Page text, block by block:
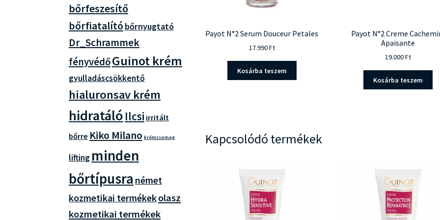
Payot N°2 Serum Douceur Petales
17.990Ft
Kosárba teszem
Payot N°2 Creme
Apaisante
19.000Ft
Kosárba teszem
Kapcsolódó termékek
bőrfeszesítő
bőrfiatalító bőrnyugtató
Dr_Schrammek
fényvédőGuinot krém
gyulladáscsökkentő
hialuronsav krém
hidratáló Ilcsi irritált
bőrre Kiko Milano krémcsomag
lifting minden
bőrtípusra német
kozmetikai termékekolasz
kozmetikai termékek